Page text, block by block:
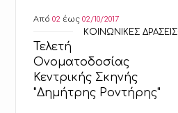
Από02 έως02/10/2017
ΚΟΙΝΩΝΙΚΕΣ ΔΡΑΣΕΙΣ
Τελετή
Ονοματοδοσίας
Κεντρικής Σκηνής
"Δημήτρης Ροντήρης"